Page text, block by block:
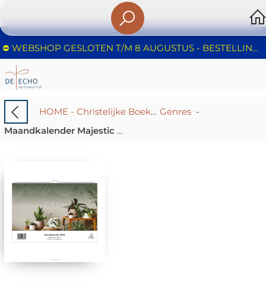
⛔️ WEBSHOP GESLOTEN T/M 8 AUGUSTUS - BESTELLINGEN WORDEN NIET IN BEHANDELING GENOMEN - FIJNE ZOMER!
HOME - Christelijke Boekhandel De Echo – Huizen | Boeken & Cadeaus Genres-
Maandkalender Majestic Ally